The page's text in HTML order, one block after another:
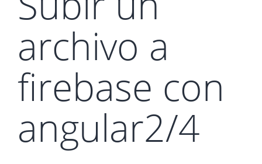
archivo a
firebase con
angular2/4